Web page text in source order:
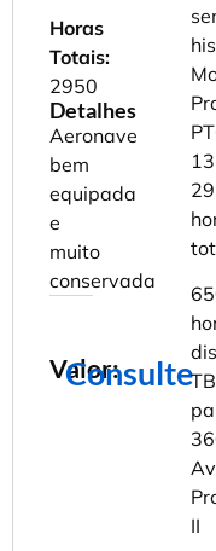
Horas
Totais:
2950
Detalhes
Aeronave
bem
equipada
e
muito
conservada
Valor:
Consulte
II